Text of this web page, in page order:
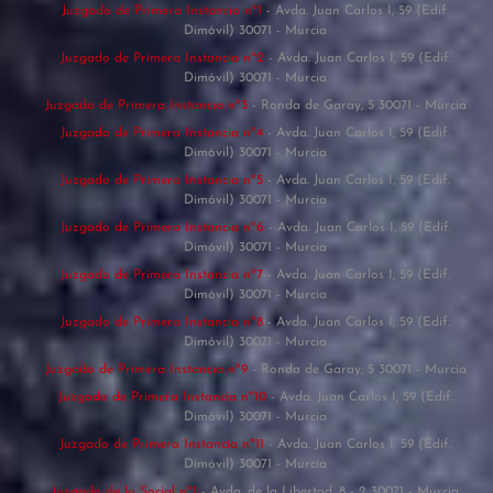
Juzgado de Primera Instancia nº1 - Avda. Juan Carlos I, 59 (Edif.
Dimóvil) 30071 - Murcia
Juzgado de Primera Instancia nº2 - Avda. Juan Carlos I, 59 (Edif.
Dimóvil) 30071 - Murcia
Juzgado de Primera Instancia nº3 - Ronda de Garay, 5 30071 - Murcia
Juzgado de Primera Instancia nº4 - Avda. Juan Carlos I, 59 (Edif.
Dimóvil) 30071 - Murcia
Juzgado de Primera Instancia nº5 - Avda. Juan Carlos I, 59 (Edif.
Dimóvil) 30071 - Murcia
Juzgado de Primera Instancia nº6 - Avda. Juan Carlos I, 59 (Edif.
Dimóvil) 30071 - Murcia
Juzgado de Primera Instancia nº7 - Avda. Juan Carlos I, 59 (Edif.
Dimóvil) 30071 - Murcia
Juzgado de Primera Instancia nº8 - Avda. Juan Carlos I, 59 (Edif.
Dimóvil) 30071 - Murcia
Juzgado de Primera Instancia nº9 - Ronda de Garay, 5 30071 - Murcia
Juzgado de Primera Instancia nº10 - Avda. Juan Carlos I, 59 (Edif.
Dimóvil) 30071 - Murcia
Juzgado de Primera Instancia nº11 - Avda. Juan Carlos I, 59 (Edif.
Dimóvil) 30071 - Murcia